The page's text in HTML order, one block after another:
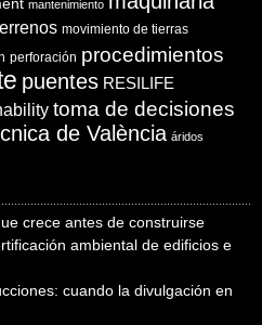
mantenimiento
movimiento de tierras
perforación procedimientos
puentes RESILIFE
toma de decisiones
de València áridos
crece antes de construirse
ambiental de edificios e
cuando la divulgación en